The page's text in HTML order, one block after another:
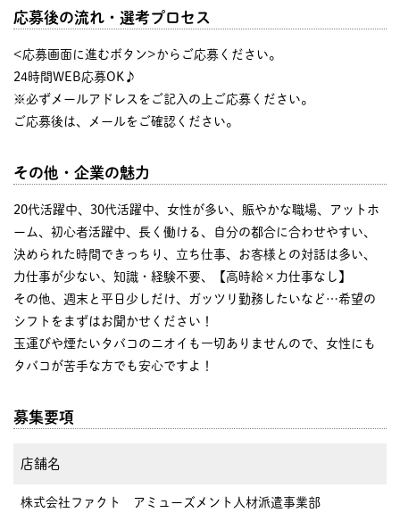
応募後の流れ・選考プロセス
<応募画面に進むボタン>からご応募ください。
24時間WEB応募OK♪
※必ずメールアドレスをご記入の上ご応募ください。
ご応募後は、メールをご確認ください。
その他・企業の魅力
20代活躍中、30代活躍中、女性が多い、賑やかな職場、アットホ
ーム、初心者活躍中、長く働ける、自分の都合に合わせやすい、
決められた時間できっちり、立ち仕事、お客様との対話は多い、
力仕事が少ない、知識・経験不要、【高時給×力仕事なし】
その他、週末と平日少しだけ、ガッツリ勤務したいなど…希望の
シフトをまずはお聞かせください！
玉運びや煙たいタバコのニオイも一切ありませんので、女性にも
タバコが苦手な方でも安心ですよ！
募集要項
店舗名
株式会社ファクト アミューズメント人材派遣事業部